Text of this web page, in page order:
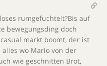
rumgefuchtelt?Bis auf
bewegungsding doch
markt boomt, der ist
wo Mario von der
wie geschnitten Brot,